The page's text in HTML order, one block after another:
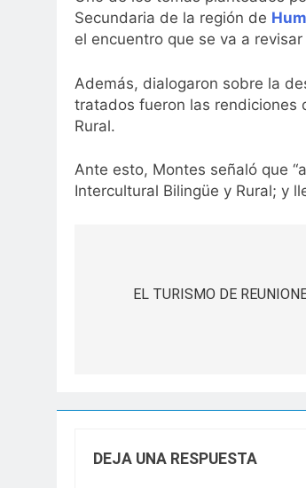
Secundaria de la región de
el encuentro que se va a
Además, dialogaron sobre la
tratados fueron las rendiciones
Rural.
Ante esto, Montes señaló que
Intercultural Bilingüe y Rural; y
EL TURISMO DE
DEJA UNA RESPUESTA